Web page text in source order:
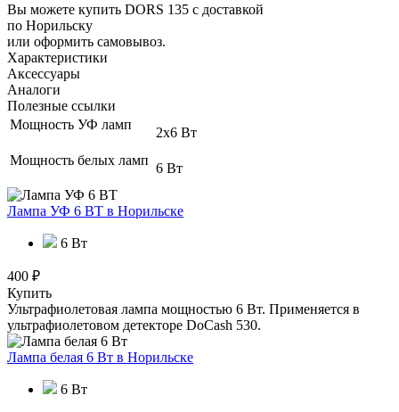
Вы можете купить DORS 135 с доставкой
по Норильску
или оформить самовывоз.
Характеристики
Аксессуары
Аналоги
Полезные ссылки
Мощность УФ ламп
2x6 Вт
Мощность белых ламп
6 Вт
Лампа УФ 6 ВТ в Норильске
6 Вт
400 ₽
Купить
Ультрафиолетовая лампа мощностью 6 Вт. Применяется в
ультрафиолетовом детекторе DoCash 530.
Лампа белая 6 Вт в Норильске
6 Вт